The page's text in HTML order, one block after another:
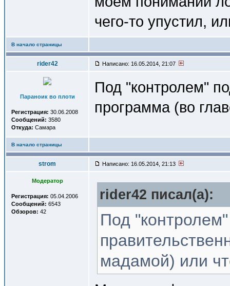
чего-то упустил,
В начало страницы
rider42 Написано: 16.05.2014, 21:07
Параноик во плоти
Регистрация: 30.06.2008
Сообщений: 3580
Откуда: Самара
Под "контролем"
программа (во
В начало страницы
strom Написано: 16.05.2014, 21:13
Модератор
Регистрация: 05.04.2006
Сообщений: 6543
Обзоров: 42
rider42 писал(a):
Под
мадамой) или